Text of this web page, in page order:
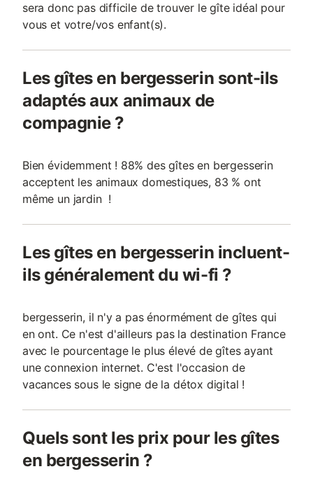
sera donc pas difficile de trouver le gîte idéal pour
vous et votre/vos enfant(s).
Les gîtes en bergesserin sont-ils
adaptés aux animaux de
compagnie ?
Bien évidemment ! 88% des gîtes en bergesserin
acceptent les animaux domestiques, 83 % ont
même un jardin !
Les gîtes en bergesserin incluent-
ils généralement du wi-fi ?
bergesserin, il n'y a pas énormément de gîtes qui
en ont. Ce n'est d'ailleurs pas la destination France
avec le pourcentage le plus élevé de gîtes ayant
une connexion internet. C'est l'occasion de
vacances sous le signe de la détox digital !
Quels sont les prix pour les gîtes
en bergesserin ?